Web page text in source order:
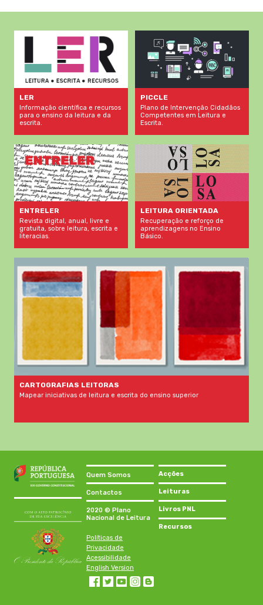
LER
Informação científica e recursos
para o ensino da leitura e da
escrita.
PICCLE
Plano de Intervenção Cidadãos
Competentes em Leitura e
Escrita.
ENTRELER
Revista digital, anual, livre e
gratuita, sobre leitura, escrita e
literacias.
LEITURA ORIENTADA
Recuperação e reforço de
aprendizagens no Ensino
Básico.
CARTOGRAFIAS LEITORAS
Mapear iniciativas de leitura e escrita do ensino superior
Quem Somos
Contactos
2020 © Plano
Nacional de Leitura
Políticas de
Privacidade
Acessibilidade
English Version
Acções
Leituras
Livros PNL
Recursos